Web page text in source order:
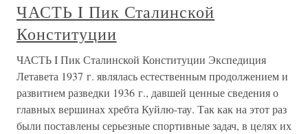
ЧАСТЬ I Пик Сталинской
Конституции
ЧАСТЬ I Пик Сталинской Конституции Экспедиция
Летавета 1937 г. являлась естественным продолжением и
развитием разведки 1936 г., давшей ценные сведения о
главных вершинах хребта Куйлю-тау. Так как на этот раз
были поставлены серьезные спортивные задач, в целях их